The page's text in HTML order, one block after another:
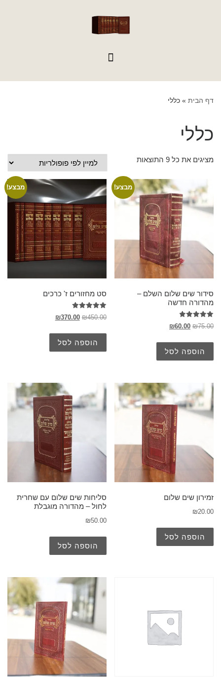
דף הבית » כללי
כללי
מציגים את כל ⁦9⁩ התוצאות
מבצע!
סידור שים שלום השלם –
מהדורה חדשה
דורג
5.00
₪75.00
₪60.00
הוספה לסל
מבצע!
סט מחזורים ז' כרכים
דורג
5.00
₪450.00
₪370.00
הוספה לסל
זמירון שים שלום
₪20.00
הוספה לסל
סליחות שים שלום עם שחרית
לחול – מהדורה מוגבלת
₪50.00
הוספה לסל